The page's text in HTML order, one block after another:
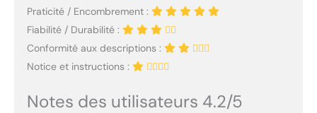
Praticité / Encombrement :
Fiabilité / Durabilité :
Conformité aux descriptions :
Notice et instructions :
Notes des utilisateurs 4.2/5